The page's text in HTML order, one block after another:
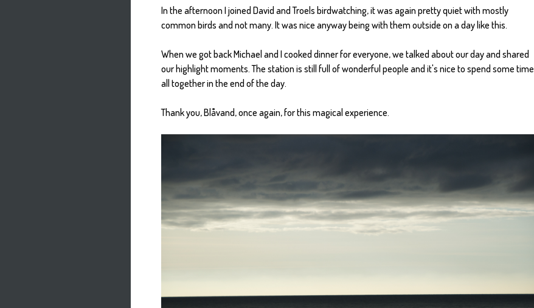
In the afternoon I joined David and Troels birdwatching, it was again pretty quiet with mostly
common birds and not many. It was nice anyway being with them outside on a day like this.
When we got back Michael and I cooked dinner for everyone, we talked about our day and shared
our highlight moments. The station is still full of wonderful people and it's nice to spend some time
all together in the end of the day.
Thank you, Blåvand, once again, for this magical experience.